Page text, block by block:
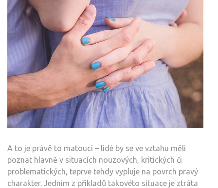
A to je právě to matoucí – lidé by se ve vztahu měli
poznat hlavně v situacích nouzových, kritických či
problematických, teprve tehdy vypluje na povrch pravý
charakter. Jedním z příkladů takovéto situace je ztráta